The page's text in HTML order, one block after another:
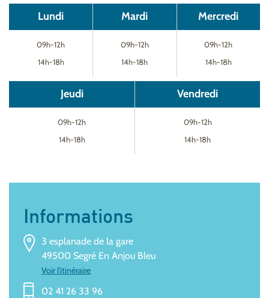
Informations
3 esplanade de la gare
49500 Segré En Anjou Bleu
Voir l'itinéraire
02 41 26 33 96
Lundi
09h-12h
14h-18h
Mardi
09h-12h
14h-18h
Mercredi
09h-12h
14h-18h
Jeudi
09h-12h
14h-18h
Vendredi
09h-12h
14h-18h